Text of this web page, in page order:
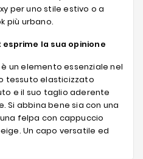
per uno stile estivo o a
più urbano.
la sua opinione
un elemento essenziale nel
tessuto elasticizzato
e il suo taglio aderente
Si abbina bene sia con una
felpa con cappuccio
Un capo versatile ed